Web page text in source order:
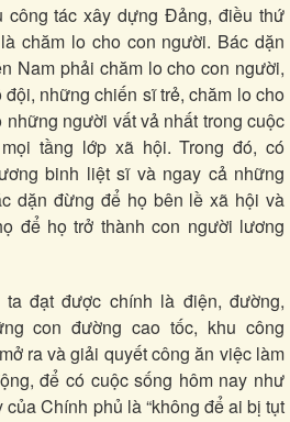
công tác xây dựng Đảng, điều thứ
chăm lo cho con người. Bác dặn
Nam phải chăm lo cho con người,
những chiến sĩ trẻ, chăm lo cho
người vất vả nhất trong cuộc
tầng lớp xã hội. Trong đó, có
binh liệt sĩ và ngay cả những
dặn đừng để họ bên lề xã hội và
để họ trở thành con người lương
đạt được chính là điện, đường,
con đường cao tốc, khu công
ra và giải quyết công ăn việc làm
để có cuộc sống hôm nay như
Chính phủ là “không để ai bị tụt